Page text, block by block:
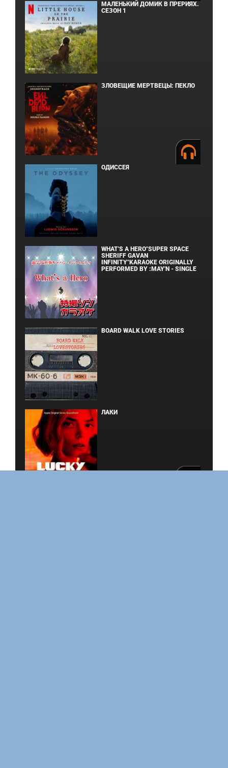
МАЛЕНЬКИЙ ДОМИК В ПРЕРИЯХ.
СЕЗОН 1
ЗЛОВЕЩИЕ МЕРТВЕЦЫ: ПЕКЛО
ОДИССЕЯ
WHAT'S A HERO"SUPER SPACE
SHERIFF GAVAN
INFINITY"KARAOKE ORIGINALLY
PERFORMED BY :MAY'N - SINGLE
BOARD WALK LOVE STORIES
ЛАКИ